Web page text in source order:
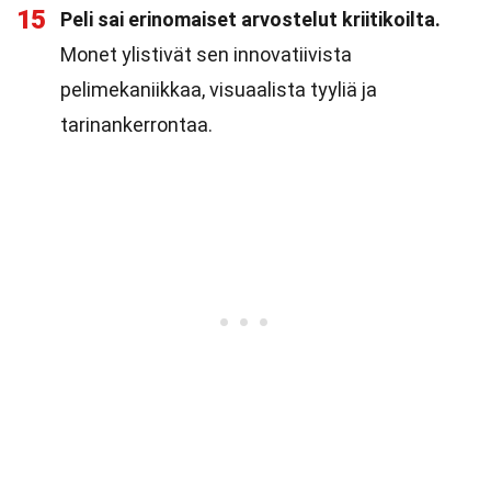
15
Peli sai erinomaiset arvostelut kriitikoilta.
Monet ylistivät sen innovatiivista
pelimekaniikkaa, visuaalista tyyliä ja
tarinankerrontaa.